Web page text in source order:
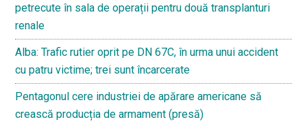
petrecute în sala de operații pentru două transplanturi
renale
Alba: Trafic rutier oprit pe DN 67C, în urma unui accident
cu patru victime; trei sunt încarcerate
Pentagonul cere industriei de apărare americane să
crească producția de armament (presă)